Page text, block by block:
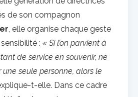
de son compagnon
, elle organise chaque geste
: « Si l’on parvient à
de service en souvenir, ne
seule personne, alors le
t-elle. Dans ce cadre